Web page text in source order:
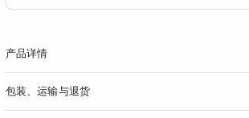
产品详情
包装、运输与退货